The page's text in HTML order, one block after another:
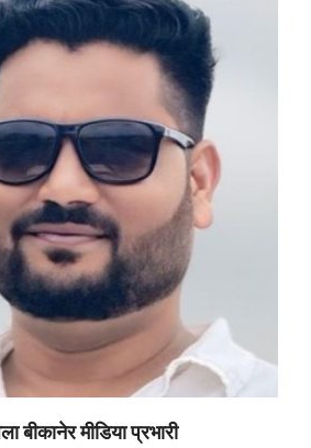
बीकानेर मीडिया प्रभारी